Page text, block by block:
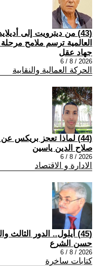
(43) من ديترويت إلى
العالمية ترسم ملامح
جهاد عقل
2026 / 8 / 6
الحركة العمالية والنقابية
(44) لماذا تعجز بريكس عن قيادة العالم اقتصادياً؟
صلاح الدين ياسين
2026 / 8 / 6
الادارة و الاقتصاد
(45) أيلول.. الدور الثالث والغش العلني
حسن الشرع
2026 / 8 / 6
كتابات ساخرة